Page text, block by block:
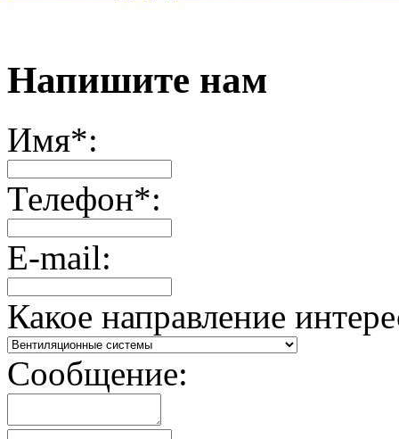
Напишите нам
Имя*:
Телефон*:
E-mail:
Какое направление
Сообщение: